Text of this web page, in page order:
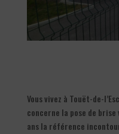
Vous vivez à Touët-de-
concerne la pose de brise
ans la référence